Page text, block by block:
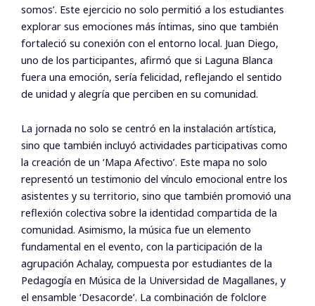
somos’. Este ejercicio no solo permitió a los estudiantes
explorar sus emociones más íntimas, sino que también
fortaleció su conexión con el entorno local. Juan Diego,
uno de los participantes, afirmó que si Laguna Blanca
fuera una emoción, sería felicidad, reflejando el sentido
de unidad y alegría que perciben en su comunidad.
La jornada no solo se centró en la instalación artística,
sino que también incluyó actividades participativas como
la creación de un ‘Mapa Afectivo’. Este mapa no solo
representó un testimonio del vínculo emocional entre los
asistentes y su territorio, sino que también promovió una
reflexión colectiva sobre la identidad compartida de la
comunidad. Asimismo, la música fue un elemento
fundamental en el evento, con la participación de la
agrupación Achalay, compuesta por estudiantes de la
Pedagogía en Música de la Universidad de Magallanes, y
el ensamble ‘Desacorde’. La combinación de folclore